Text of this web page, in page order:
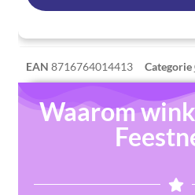
EAN 8716764014413 Categorie
Waarom